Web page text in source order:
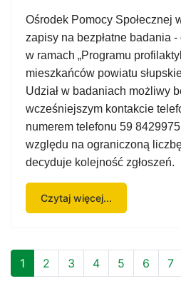
Ośrodek Pomocy Społecznej
zapisy na bezpłatne badania
w ramach „Programu
mieszkańców powiatu
Udział w badaniach możliwy
wcześniejszym kontakcie
numerem telefonu 59
względu na ograniczoną
decyduje kolejność zgłoszeń.
Czytaj więcej...
1 2 3 4 5 6 7